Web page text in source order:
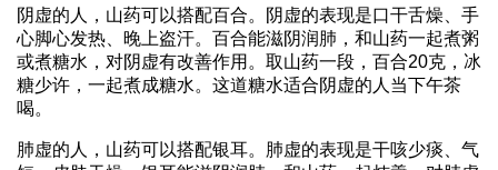
阴虚的人，山药可以搭配百合。阴虚的表现是口干舌燥、手
心脚心发热、晚上盗汗。百合能滋阴润肺，和山药一起煮粥
或煮糖水，对阴虚有改善作用。取山药一段，百合20克，冰
糖少许，一起煮成糖水。这道糖水适合阴虚的人当下午茶
喝。
肺虚的人，山药可以搭配银耳。肺虚的表现是干咳少痰、气